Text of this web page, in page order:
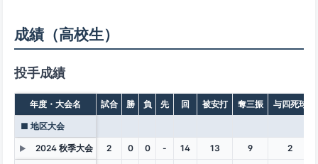
成績（高校生）
投手成績
年度・大会名 試合 勝 負 先 回 被安打 奪三振 与四死球
■ 地区大会
▶ 2024 秋季大会 2 0 0 - 14 13 9 2